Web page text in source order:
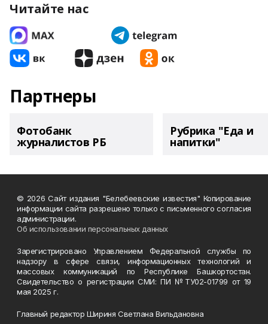
Читайте нас
Партнеры
Фотобанк
журналистов РБ
Рубрика "Еда и
напитки"
© 2026 Сайт издания "Белебеевские известия" Копирование
информации сайта разрешено только с письменного согласия
администрации.
Об использовании персональных данных
Зарегистрировано Управлением Федеральной службы по
надзору в сфере связи, информационных технологий и
массовых коммуникаций по Республике Башкортостан.
Свидетельство о регистрации СМИ: ПИ №ТУ02-01799 от 19
мая 2025 г.
Главный редактор Шириня Светлана Вильдановна